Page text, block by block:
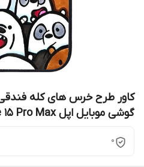
گوشی موبایل اپل iPhone 15 Pro Max
0